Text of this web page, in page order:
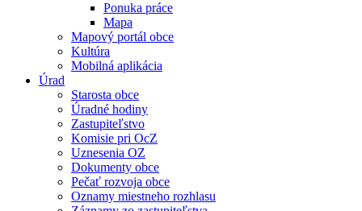
Ponuka práce
Mapa
Mapový portál obce
Kultúra
Mobilná aplikácia
Úrad
Starosta obce
Úradné hodiny
Zastupiteľstvo
Komisie pri OcZ
Uznesenia OZ
Dokumenty obce
Pečať rozvoja obce
Oznamy miestneho rozhlasu